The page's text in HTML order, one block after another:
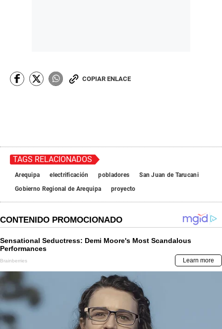
COPIAR ENLACE
TAGS RELACIONADOS
Arequipa electrificación pobladores
San Juan de Tarucani
Gobierno Regional de Arequipa
proyecto